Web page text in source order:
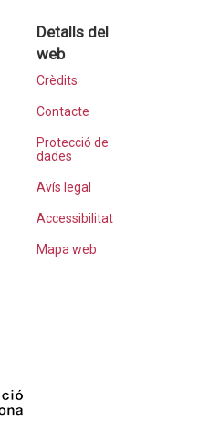
Detalls del
web
Crèdits
Contacte
Protecció de
dades
Avís legal
Accessibilitat
Mapa web